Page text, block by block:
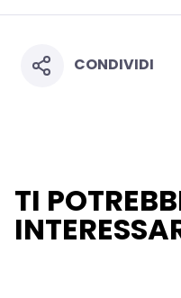
CONDIVIDI
TI